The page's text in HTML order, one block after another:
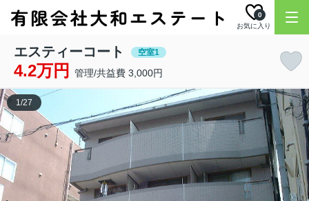
お気に入り
0
エスティーコート 空室1
4.2万円 管理/共益費 3,000円
1/27